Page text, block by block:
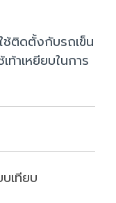
ติดตั้งกับรถเข็น
ท้าเหยียบในการ
บเทียบ